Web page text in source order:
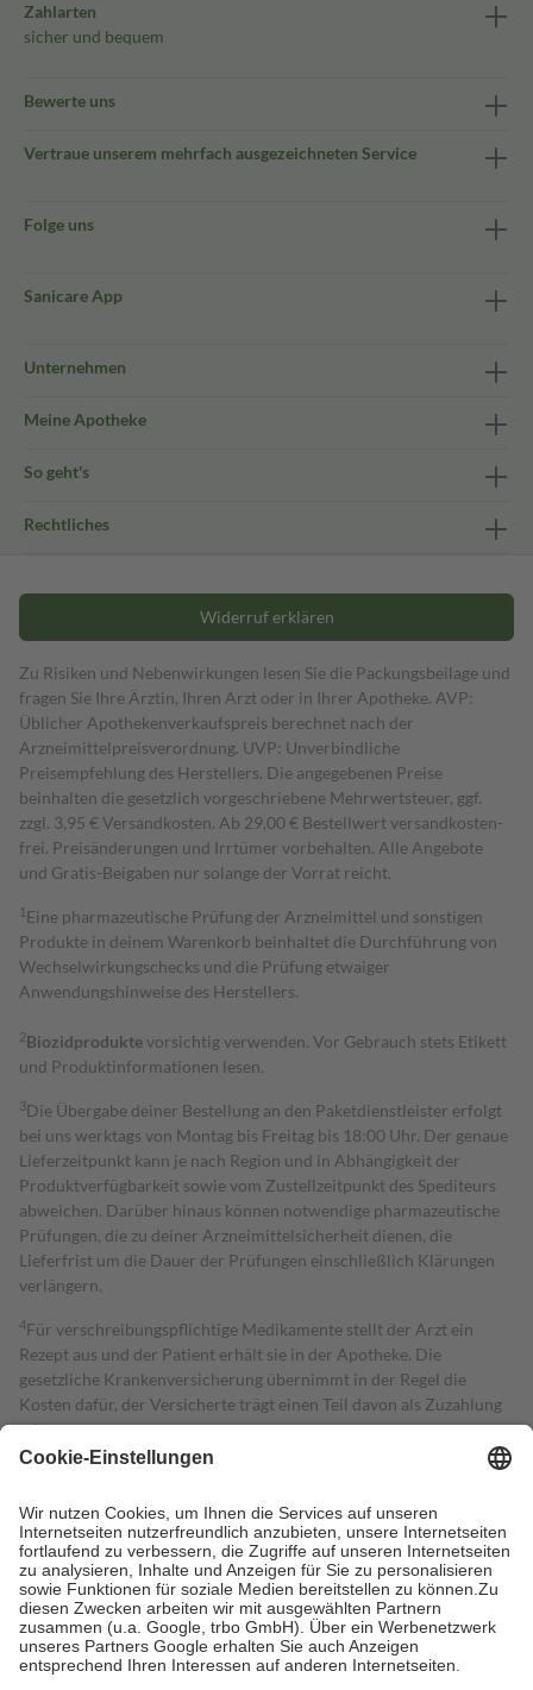
Zahlarten
sicher und bequem
Bewerte uns
Vertraue unserem mehrfach ausgezeichneten Service
Folge uns
Sanicare App
Unternehmen
Meine Apotheke
So geht's
Rechtliches
Widerruf erklären
Zu Risiken und Nebenwirkungen lesen Sie die Packungsbeilage und
fragen Sie Ihre Ärztin, Ihren Arzt oder in Ihrer Apotheke. AVP:
Üblicher Apothekenverkaufspreis berechnet nach der
Arzneimittelpreisverordnung. UVP: Unverbindliche
Preisempfehlung des Herstellers. Die angegebenen Preise
beinhalten die gesetzlich vorgeschriebene Mehrwertsteuer, ggf.
zzgl. 3,95 € Versandkosten. Ab 29,00 € Bestell­wert versand­kosten­
frei. Preisänderungen und Irrtümer vorbehalten. Alle Angebote
und Gratis-Beigaben nur solange der Vorrat reicht.
1 Eine pharmazeutische Prüfung der Arzneimittel und sonstigen
Produkte in deinem Warenkorb beinhaltet die Durchführung von
Wechselwirkungschecks und die Prüfung etwaiger
Anwendungshinweise des Herstellers.
2Biozidproduktevorsichtig verwenden. Vor Gebrauch stets Etikett
und Produktinformationen lesen.
3Die Übergabe deiner Bestellung an den Paketdienstleister erfolgt
bei uns werktags von Montag bis Freitag bis 18:00 Uhr. Der genaue
Lieferzeitpunkt kann je nach Region und in Abhängigkeit der
Produktverfügbarkeit sowie vom Zustellzeitpunkt des Spediteurs
abweichen. Darüber hinaus können notwendige pharmazeutische
Prüfungen, die zu deiner Arzneimittelsicherheit dienen, die
Lieferfrist um die Dauer der Prüfungen einschließlich Klärungen
verlängern.
4Für verschreibungspflichtige Medikamente stellt der Arzt ein
Rezept aus und der Patient erhält sie in der Apotheke. Die
gesetzliche Krankenversicherung übernimmt in der Regel die
Kosten dafür, der Versicherte trägt einen Teil davon als Zuzahlung
mit.
Grundsätzlich leisten Mitglieder Zuzahlungen in Höhe von zehn
höchstens zehn Euro.
Es sind jedoch nie mehr als die tatsächlichen
Kosten der Leistung zu entrichten.
Diese Regeln gelten grundsätzlich auch für Online-Apotheken.
Bei Heilmitteln und häuslicher Krankenpflege beträgt die
Zuzahlung zehn Prozent der Kosten sowie zehn Euro je
Verordnung.
Um das Engagement der Versicherten für ihre eigene Gesundheit zu
stärken und die besondere Stellung der Familie zu unterstützen,